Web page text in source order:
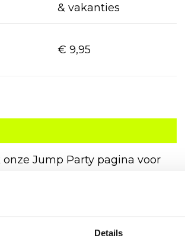
Details
& vakanties
€ 9,95
Jump Party pagina voor
jumpsokken en een